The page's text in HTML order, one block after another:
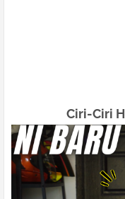
Ciri-Ciri